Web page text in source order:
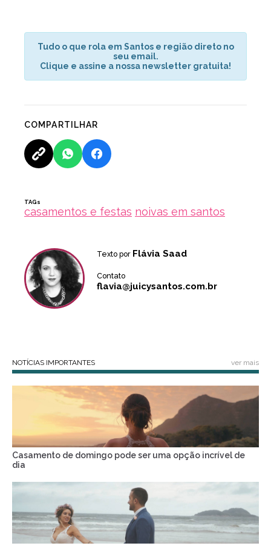
Tudo o que rola em Santos e região direto no
seu email.
Clique e assine a nossa newsletter gratuita!
COMPARTILHAR
TAGs
casamentos e festas noivas em santos
Texto por Flávia Saad
Contato
flavia@juicysantos.com.br
NOTÍCIAS IMPORTANTES ver mais
Casamento de domingo pode ser uma opção incrível de
dia